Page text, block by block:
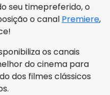
seu timepreferido, o
o canal Premiere,
os canais
do cinema para
dos filmes clássicos